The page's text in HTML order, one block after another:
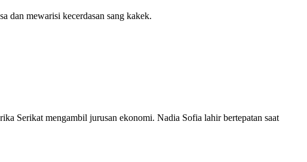
dan mewarisi kecerdasan sang kakek.
Serikat mengambil jurusan ekonomi. Nadia Sofia lahir bertepatan saat